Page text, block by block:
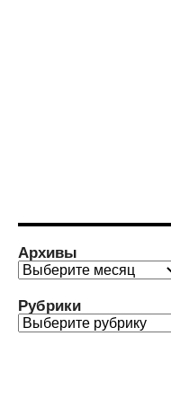
Архивы
Архивы
Рубрики
Рубрики